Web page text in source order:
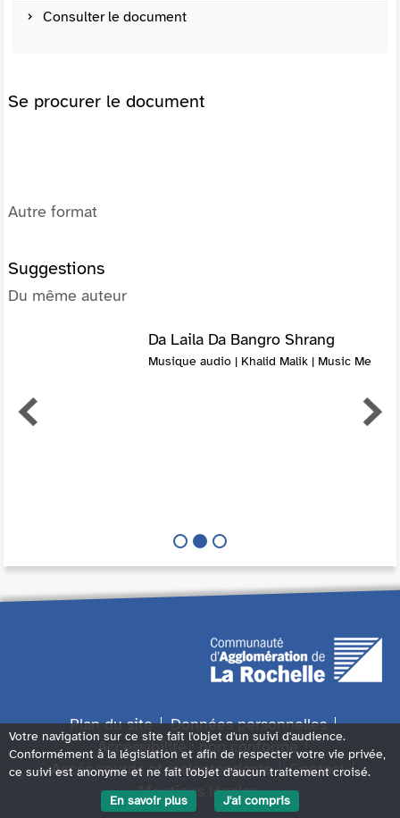
Consulter le document
Se procurer le document
Autre format
Suggestions
Du même auteur
Da Laila Da Bangro Shrang
Musique audio | Khalid Malik | Music Me
Plan du site
Données personnelles
Accessibilité : non conforme
Accès sourds et malentendants
Contact
Mentions légales
Votre navigation sur ce site fait l'objet d'un suivi d'audience.
Conformément à la législation et afin de respecter votre vie privée,
ce suivi est anonyme et ne fait l'objet d'aucun traitement croisé.
En savoir plus
J'ai compris